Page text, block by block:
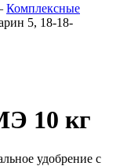
Комплексные
5, 18-18-
10 кг
удобрение с